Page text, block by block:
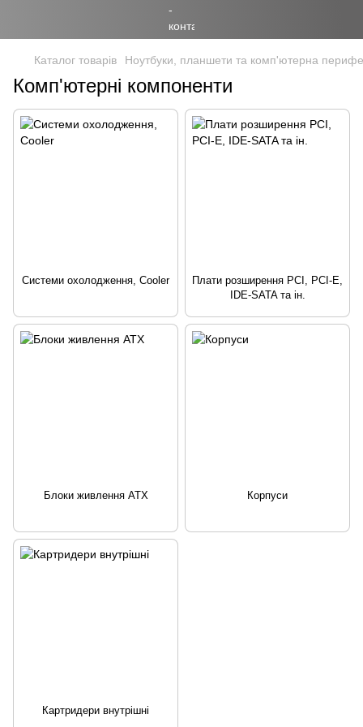
Каталог товарів Ноутбуки, планшети та комп'ютерна
Комп'ютерні компоненти
Системи охолодження, Cooler
Плати розширення PCI, PCI-E,
IDE-SATA та ін.
Блоки живлення ATX Корпуси
Картридери внутрішні